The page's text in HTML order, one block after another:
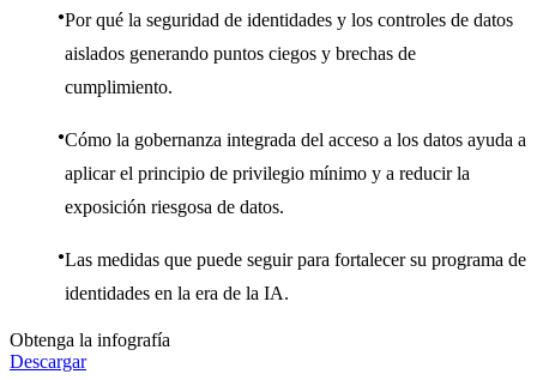
Por qué la seguridad de identidades y los controles de datos
aislados generando puntos ciegos y brechas de
cumplimiento.
Cómo la gobernanza integrada del acceso a los datos ayuda a
aplicar el principio de privilegio mínimo y a reducir la
exposición riesgosa de datos.
Las medidas que puede seguir para fortalecer su programa de
identidades en la era de la IA.
Obtenga la infografía
Descargar